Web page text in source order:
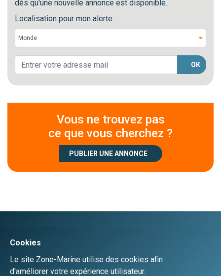
dès qu'une nouvelle annonce est disponible.
Localisation pour mon alerte :
OK
Vous ne trouvez pas
ce que vous cherchez ?
PUBLIER UNE ANNONCE